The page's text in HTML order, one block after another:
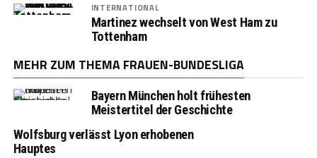
INTERNATIONAL
Martinez wechselt von West Ham zu
Tottenham
MEHR ZUM THEMA FRAUEN-BUNDESLIGA
Bayern München holt frühesten
Meistertitel der Geschichte
Wolfsburg verlässt Lyon erhobenen
Hauptes